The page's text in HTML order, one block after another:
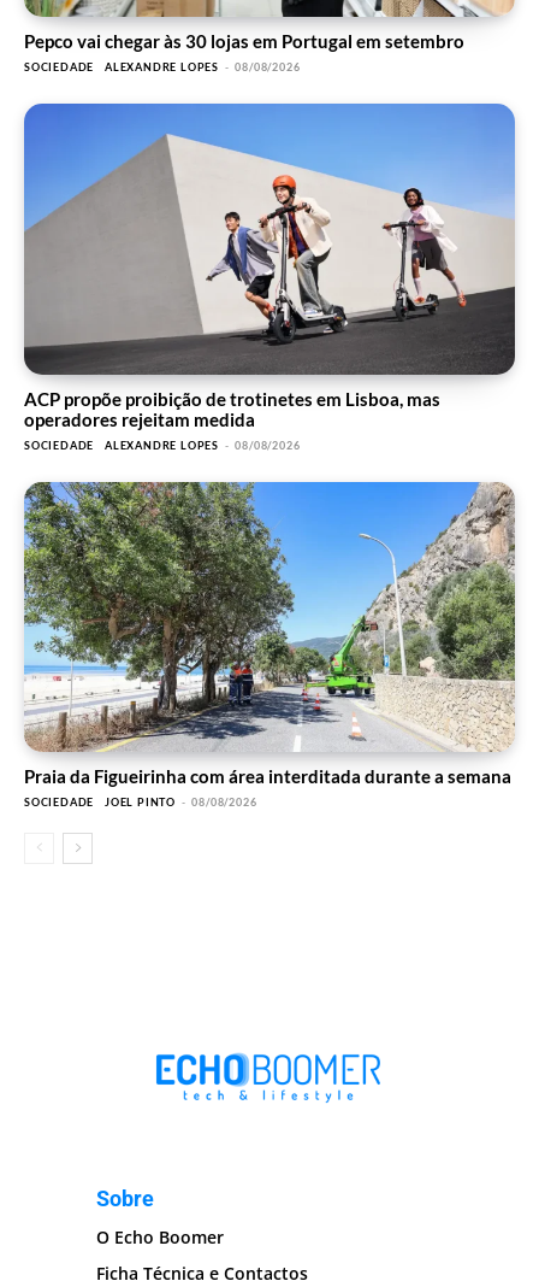
Pepco vai chegar às 30 lojas em Portugal em setembro
SOCIEDADE ALEXANDRE LOPES - 08/08/2026
ACP propõe proibição de trotinetes em Lisboa, mas
operadores rejeitam medida
SOCIEDADE ALEXANDRE LOPES - 08/08/2026
Praia da Figueirinha com área interditada durante a semana
SOCIEDADE JOEL PINTO - 08/08/2026
Sobre
O Echo Boomer
Ficha Técnica e Contactos